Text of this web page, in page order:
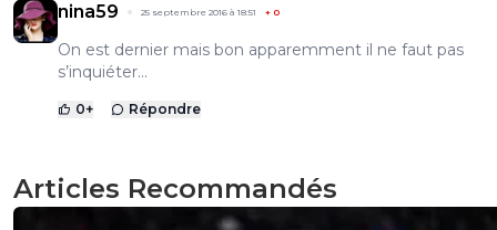
nina59 25 septembre 2016 à 18:51 + 0
On est dernier mais bon apparemment il ne faut pas
s’inquiéter...
0+ Répondre
Articles Recommandés